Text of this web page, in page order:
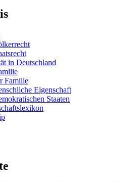
in Deutschland
Familie
Eigenschaft
Staaten